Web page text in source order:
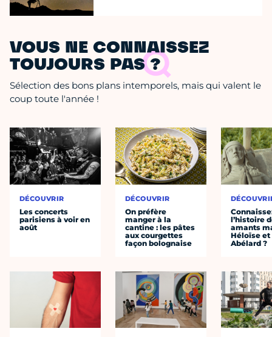
VOUS NE CONNAISSEZ
TOUJOURS PAS ?
Sélection des bons plans intemporels, mais qui valent le
coup toute l'année !
DÉCOUVRIR
Les concerts
parisiens à voir en
août
DÉCOUVRIR
On préfère
manger à la
cantine : les pâtes
aux courgettes
façon bolognaise
l’histoire
amants
Héloïse et
Abélard ?